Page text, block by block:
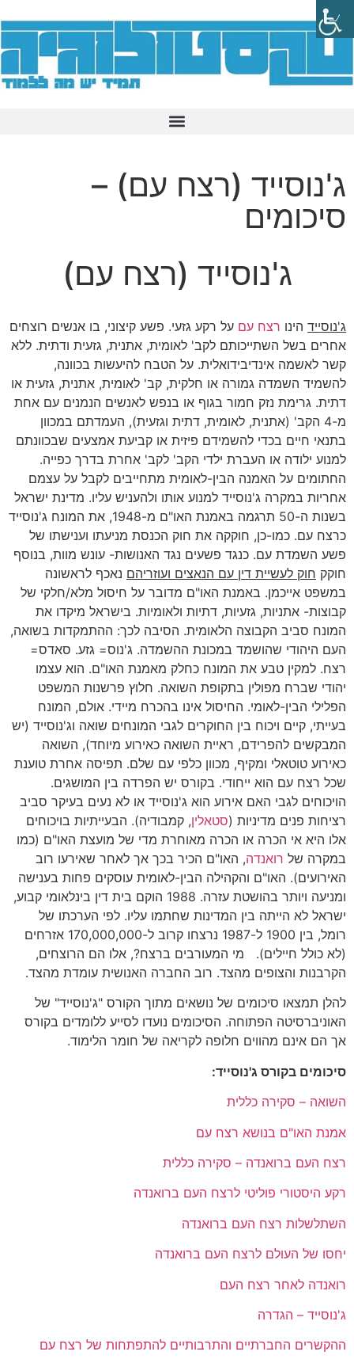
ג'נוסייד (רצח עם) –
סיכומים
ג'נוסייד (רצח עם)
ג'נוסייד הינו רצח עם על רקע גזעי. פשע קיצוני, בו אנשים רוצחים
אחרים בשל השתייכותם לקב' לאומית, אתנית, גזעית ודתית. ללא
קשר לאשמה אינדיבידואלית. על הטבח להיעשות בכוונה,
להשמיד השמדה גמורה או חלקית, קב' לאומית, אתנית, גזעית או
דתית. גרימת נזק חמור בגוף או בנפש לאנשים הנמנים עם אחת
מ-4 הקב' (אתנית, לאומית, דתית וגזעית), העמדתם במכוון
בתנאי חיים בכדי להשמידם פיזית או קביעת אמצעים שבכוונתם
למנוע ילודה או העברת ילדי הקב' לקב' אחרת בדרך כפייה.
החתומים על האמנה הבין-לאומית מתחייבים לקבל על עצמם
אחריות במקרה ג'נוסייד למנוע אותו ולהעניש עליו. מדינת ישראל
בשנות ה-50 תרגמה באמנת האו"ם מ-1948, את המונח ג'נוסייד
כרצח עם. כמו-כן, חוקקה את חוק הכנסת מניעתו וענישתו של
פשע השמדת עם. כנגד פשעים נגד האנושות- עונש מוות, בנוסף
חוקק חוק לעשיית דין עם הנאצים ועוזריהם נאכף לראשונה
במשפט אייכמן. באמנת האו"ם מדובר על חיסול מלא/חלקי של
קבוצות- אתניות, גזעיות, דתיות ולאומיות. בישראל מיקדו את
המונח סביב הקבוצה הלאומית. הסיבה לכך: ההתמקדות בשואה,
העם היהודי שהושמד במכונת ההשמדה. ג'נוס= גזע. סאדס=
רצח. למקין טבע את המונח כחלק מאמנת האו"ם. הוא עצמו
יהודי שברח מפולין בתקופת השואה. חלוץ פרשנות המשפט
הפלילי הבין-לאומי. החיסול אינו בהכרח מיידי. אולם, המונח
בעייתי, קיים ויכוח בין החוקרים לגבי המונחים שואה וג'נוסייד (יש
המבקשים להפרידם, ראיית השואה כאירוע מיוחד), השואה
כאירוע טוטאלי ומקיף, מכוון כלפי עם שלם. תפיסה אחרת טוענת
שכל רצח עם הוא ייחודי. בקורס יש הפרדה בין המושגים.
הויכוחים לגבי האם אירוע הוא ג'נוסייד או לא נעים בעיקר סביב
רציחות פנים מדיניות (סטאלין, קמבודיה). הבעייתיות בויכוחים
אלו היא אי הכרה או הכרה מאוחרת מדי של מועצת האו"ם (כמו
במקרה של רואנדה, האו"ם הכיר בכך אך לאחר שאירעו רוב
האירועים). האו"ם והקהילה הבין-לאומית עוסקים פחות בענישה
ומניעה ויותר בהושטת עזרה. 1988 הוקם בית דין בינלאומי קבוע,
ישראל לא הייתה בין המדינות שחתמו עליו. לפי הערכתו של
רומל, בין 1900 ל-1987 נרצחו קרוב ל-170,000,000 אזרחים
(לא כולל חיילים). מי המעורבים ברצח?, אלו הם הרוצחים,
הקרבנות והצופים מהצד. רוב החברה האנושית עומדת מהצד.
להלן תמצאו סיכומים של נושאים מתוך הקורס "ג'נוסייד" של
האוניברסיטה הפתוחה. הסיכומים נועדו לסייע ללומדים בקורס
אך הם אינם מהווים חלופה לקריאה של חומר הלימוד.
סיכומים בקורס ג'נוסייד:
השואה – סקירה כללית
אמנת האו"ם בנושא רצח עם
רצח העם ברואנדה – סקירה כללית
רקע היסטורי פוליטי לרצח העם ברואנדה
השתלשלות רצח העם ברואנדה
יחסו של העולם לרצח העם ברואנדה
רואנדה לאחר רצח העם
ג'נוסייד – הגדרה
ההקשרים החברתיים והתרבותיים להתפתחות של רצח עם